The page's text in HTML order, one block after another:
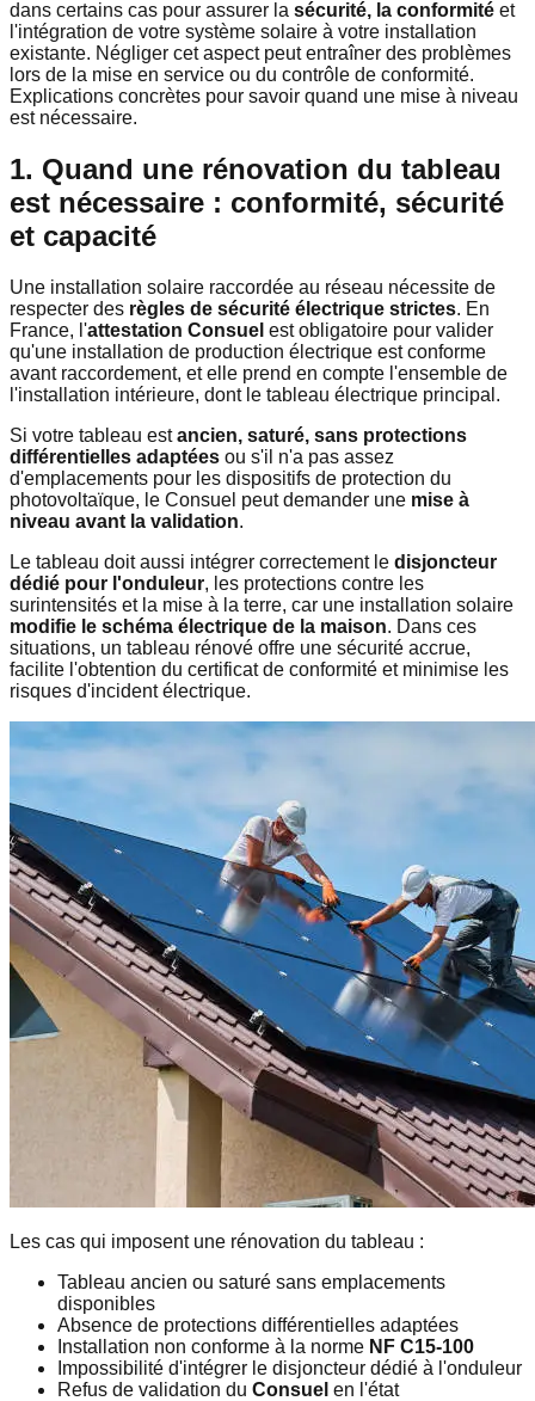
dans certains cas pour assurer la sécurité, la conformité et
l'intégration de votre système solaire à votre installation
existante. Négliger cet aspect peut entraîner des problèmes
lors de la mise en service ou du contrôle de conformité.
Explications concrètes pour savoir quand une mise à niveau
est nécessaire.
1. Quand une rénovation du tableau
est nécessaire : conformité, sécurité
et capacité
Une installation solaire raccordée au réseau nécessite de
respecter des règles de sécurité électrique strictes. En
France, l'attestation Consuel est obligatoire pour valider
qu'une installation de production électrique est conforme
avant raccordement, et elle prend en compte l'ensemble de
l'installation intérieure, dont le tableau électrique principal.
Si votre tableau est ancien, saturé, sans protections
différentielles adaptées ou s'il n'a pas assez
d'emplacements pour les dispositifs de protection du
photovoltaïque, le Consuel peut demander une mise à
niveau avant la validation.
Le tableau doit aussi intégrer correctement le disjoncteur
dédié pour l'onduleur, les protections contre les
surintensités et la mise à la terre, car une installation solaire
modifie le schéma électrique de la maison. Dans ces
situations, un tableau rénové offre une sécurité accrue,
facilite l'obtention du certificat de conformité et minimise les
risques d'incident électrique.
Les cas qui imposent une rénovation du tableau :
Tableau ancien ou saturé sans emplacements
disponibles
Absence de protections différentielles adaptées
Installation non conforme à la norme NF C15-100
Impossibilité d'intégrer le disjoncteur dédié à l'onduleur
Refus de validation du Consuel en l'état